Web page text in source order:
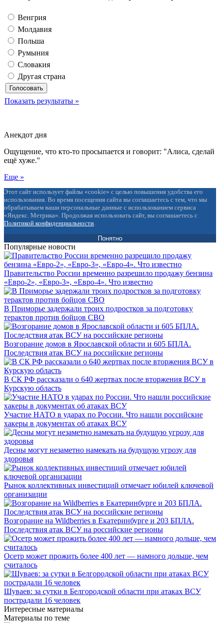
Венгрия
Молдавия
Польша
Румыния
Словакия
Другая страна
Показать результаты »
Анекдот дня
Ощущение, что кто-то просыпается и говорит: "Алиса, сделай
ещё хуже."
Еще »
Этот сайт использует файлы «cookie» с целью повышения удобства его
использования. Во время посещения сайта вы соглашаетесь с тем, что мы
обрабатываем ваши персональные данные с использованием сервиса
«Яндекс. Метрика». Продолжая использовать сайт, вы соглашаетесь с
Политикой конфиденциальности.
Понятно
Популярные новости
Правительство России временно разрешило продажу бензина
«Евро-2», «Евро-3», «Евро-4». Что известно
В Приморье задержали троих подростков за подготовку
терактов против бойцов СВО
Возгорание домов в Ярославской области и 605 БПЛА.
Последствия атак ВСУ на российские регионы
В СК РФ рассказали о 640 жертвах после вторжения ВСУ в
Курскую область
Участие НАТО в ударах по России. Что нашли российские
хакеры в документах об атаках ВСУ
Десны могут незаметно намекать на будущую угрозу для
здоровья
Рынок коллективных инвестиций отмечает юбилей ключевой
организации
Возгорание на Wildberries в Екатеринбурге и 203 БПЛА.
Последствия атак ВСУ на российские регионы
Осетр может прожить более 400 лет — намного дольше, чем
считалось
Шуваев: за сутки в Белгородской области при атаках ВСУ
пострадали 16 человек
Интересные материалы
Материалы по теме